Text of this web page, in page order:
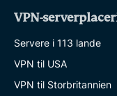
VPN-
Servere i 113 lande
VPN til USA
VPN til Storbritannien